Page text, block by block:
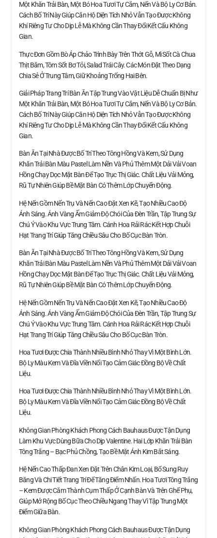
Một Khăn Trải Bàn, Một Bó Hoa Tươi Tự Cắm, Nến Và Bộ Ly Cơ Bản.
Cách Bố Trí Này Giúp Căn Hộ Diện Tích Nhỏ Vẫn Tạo Được Không
Khí Riêng Tư Cho Dịp Lễ Mà Không Cần Thay Đổi Kết Cấu Không
Gian.
Thực Đơn Gồm Bò Áp Chảo Trình Bày Trên Thớt Gỗ, Mì Sốt Cà Chua
Thịt Băm, Tôm Sốt Bơ Tỏi, Salad Trái Cây. Các Món Đặt Theo Dạng
Chia Sẻ Ở Trung Tâm, Giữ Khoảng Trống Hai Bên.
Giải Pháp Trang Trí Bàn Ăn Tập Trung Vào Vật Liệu Dễ Chuẩn Bị Như
Một Khăn Trải Bàn, Một Bó Hoa Tươi Tự Cắm, Nến Và Bộ Ly Cơ Bản.
Cách Bố Trí Này Giúp Căn Hộ Diện Tích Nhỏ Vẫn Tạo Được Không
Khí Riêng Tư Cho Dịp Lễ Mà Không Cần Thay Đổi Kết Cấu Không
Gian.
Bàn Ăn Tại Nhà Được Bố Trí Theo Tông Hồng Và Kem, Sử Dụng
Khăn Trải Bàn Màu Pastel Làm Nền Và Phủ Thêm Một Dải Vải Voan
Hồng Chạy Dọc Mặt Bàn Để Tạo Trục Thị Giác. Chất Liệu Vải Mỏng,
Rũ Tự Nhiên Giúp Bề Mặt Bàn Có Thêm Lớp Chuyển Động.
Hệ Nến Gồm Nến Trụ Và Nến Cao Đặt Xen Kẽ, Tạo Nhiều Cao Độ
Ánh Sáng. Ánh Vàng Ấm Giảm Độ Chói Của Đèn Trần, Tập Trung Sự
Chú Ý Vào Khu Vực Trung Tâm. Cánh Hoa Rải Rác Kết Hợp Chuỗi
Hạt Trang Trí Giúp Tăng Chiều Sâu Cho Bố Cục Bàn Tròn.
Bàn Ăn Tại Nhà Được Bố Trí Theo Tông Hồng Và Kem, Sử Dụng
Khăn Trải Bàn Màu Pastel Làm Nền Và Phủ Thêm Một Dải Vải Voan
Hồng Chạy Dọc Mặt Bàn Để Tạo Trục Thị Giác. Chất Liệu Vải Mỏng,
Rũ Tự Nhiên Giúp Bề Mặt Bàn Có Thêm Lớp Chuyển Động.
Hệ Nến Gồm Nến Trụ Và Nến Cao Đặt Xen Kẽ, Tạo Nhiều Cao Độ
Ánh Sáng. Ánh Vàng Ấm Giảm Độ Chói Của Đèn Trần, Tập Trung Sự
Chú Ý Vào Khu Vực Trung Tâm. Cánh Hoa Rải Rác Kết Hợp Chuỗi
Hạt Trang Trí Giúp Tăng Chiều Sâu Cho Bố Cục Bàn Tròn.
Hoa Tươi Được Chia Thành Nhiều Bình Nhỏ Thay Vì Một Bình Lớn.
Bộ Ly Màu Kem Và Đĩa Viền Nổi Tạo Cảm Giác Đồng Bộ Về Chất
Liệu.
Hoa Tươi Được Chia Thành Nhiều Bình Nhỏ Thay Vì Một Bình Lớn.
Bộ Ly Màu Kem Và Đĩa Viền Nổi Tạo Cảm Giác Đồng Bộ Về Chất
Liệu.
Không Gian Phòng Khách Phong Cách Bauhaus Được Tận Dụng
Làm Khu Vực Dùng Bữa Cho Dịp Valentine. Hai Lớp Khăn Trải Bàn
Tông Trắng – Bạc Phủ Chồng, Tạo Bề Mặt Ánh Kim Bắt Sáng.
Hệ Nến Cao Thấp Đan Xen Đặt Trên Chân Kim Loại, Bổ Sung Ruy
Băng Và Chi Tiết Trang Trí Để Tăng Điểm Nhấn. Hoa Tươi Tông Trắng
– Kem Được Cắm Thành Cụm Thấp Ở Cạnh Bàn Và Trên Ghế Phụ,
Giúp Mở Rộng Bố Cục Theo Chiều Ngang Thay Vì Tập Trung Một
Điểm Giữa Bàn.
Không Gian Phòng Khách Phong Cách Bauhaus Được Tận Dụng